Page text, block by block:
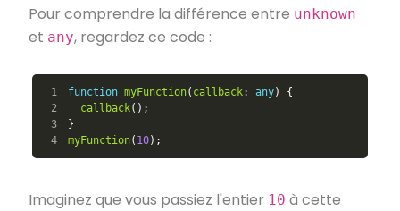
Pour comprendre la différence entre unknown
et any, regardez ce code :
1
2
3
4
function myFunction( callback: any)
{
callback();
}
myFunction( 10);
Imaginez que vous passiez l'entier 10 à cette